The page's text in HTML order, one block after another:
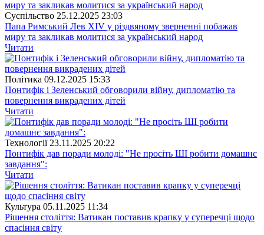
Суспiльство 25.12.2025 23:03
Папа Римський Лев XIV у різдвяному зверненні побажав
миру та закликав молитися за український народ
Читати
Полiтика 09.12.2025 15:33
Понтифік і Зеленський обговорили війну, дипломатію та
повернення викрадених дітей
Читати
Технології 23.11.2025 20:22
Понтифік дав поради молоді: "Не просіть ШІ робити домашнє
завдання":
Читати
Культура 05.11.2025 11:34
Рішення століття: Ватикан поставив крапку у суперечці щодо
спасіння світу